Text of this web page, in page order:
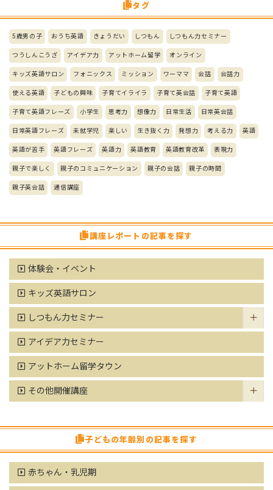
タグ
5歳男の子 おうち英語 きょうだい しつもん しつもん力セミナー
つうしんこうざ アイデア力 アットホーム留学 オンライン
キッズ英語サロン フォニックス ミッション ワーママ 会話 会話力
使える英語 子どもの興味 子育てイライラ 子育て英会話 子育て英語
子育て英語フレーズ 小学生 思考力 想像力 日常生活 日常英会話
日常英語フレーズ 未就学児 楽しい 生き抜く力 発想力 考える力 英語
英語が苦手 英語フレーズ 英語力 英語教育 英語教育改革 表現力
親子で楽しく 親子のコミュニケーション 親子の会話 親子の時間
親子英会話 通信講座
講座レポートの記事を探す
体験会・イベント
キッズ英語サロン
しつもん力セミナー
アイデア力セミナー
アットホーム留学タウン
その他開催講座
子どもの年齢別の記事を探す
赤ちゃん・乳児期